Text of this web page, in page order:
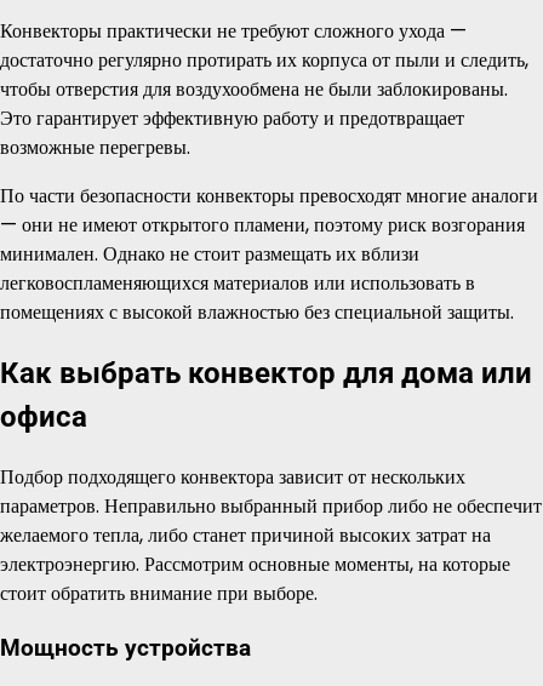
Конвекторы практически не требуют сложного ухода —
достаточно регулярно протирать их корпуса от пыли и следить,
чтобы отверстия для воздухообмена не были заблокированы.
Это гарантирует эффективную работу и предотвращает
возможные перегревы.
По части безопасности конвекторы превосходят многие аналоги
— они не имеют открытого пламени, поэтому риск возгорания
минимален. Однако не стоит размещать их вблизи
легковоспламеняющихся материалов или использовать в
помещениях с высокой влажностью без специальной защиты.
Как выбрать конвектор для дома или
офиса
Подбор подходящего конвектора зависит от нескольких
параметров. Неправильно выбранный прибор либо не обеспечит
желаемого тепла, либо станет причиной высоких затрат на
электроэнергию. Рассмотрим основные моменты, на которые
стоит обратить внимание при выборе.
Мощность устройства